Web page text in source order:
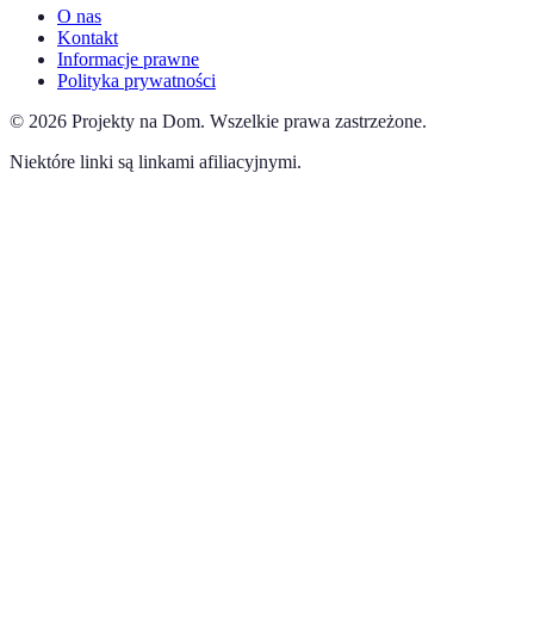
O nas
Kontakt
Informacje prawne
Polityka prywatności
© 2026 Projekty na Dom. Wszelkie prawa zastrzeżone.
Niektóre linki są linkami afiliacyjnymi.